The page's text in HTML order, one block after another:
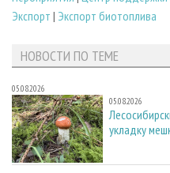
Экспорт | Экспорт биотоплива
НОВОСТИ ПО ТЕМЕ
05.08.2026
05.08.2026
укладку